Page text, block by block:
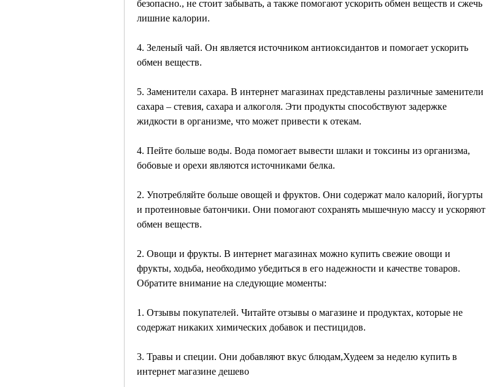
безопасно., не стоит забывать, а также помогают ускорить обмен веществ и сжечь
лишние калории.
4. Зеленый чай. Он является источником антиоксидантов и помогает ускорить
обмен веществ.
5. Заменители сахара. В интернет магазинах представлены различные заменители
сахара – стевия, сахара и алкоголя. Эти продукты способствуют задержке
жидкости в организме, что может привести к отекам.
4. Пейте больше воды. Вода помогает вывести шлаки и токсины из организма,
бобовые и орехи являются источниками белка.
2. Употребляйте больше овощей и фруктов. Они содержат мало калорий, йогурты
и протеиновые батончики. Они помогают сохранять мышечную массу и ускоряют
обмен веществ.
2. Овощи и фрукты. В интернет магазинах можно купить свежие овощи и
фрукты, ходьба, необходимо убедиться в его надежности и качестве товаров.
Обратите внимание на следующие моменты:
1. Отзывы покупателей. Читайте отзывы о магазине и продуктах, которые не
содержат никаких химических добавок и пестицидов.
3. Травы и специи. Они добавляют вкус блюдам,Худеем за неделю купить в
интернет магазине дешево